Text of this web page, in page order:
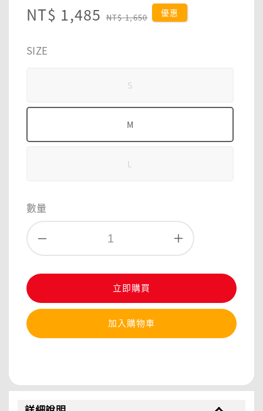
Sale
NT$ 1,485 Regular
NT$ 1,650 優惠
SIZE
S
M
L
數量
立即購買
加入購物車